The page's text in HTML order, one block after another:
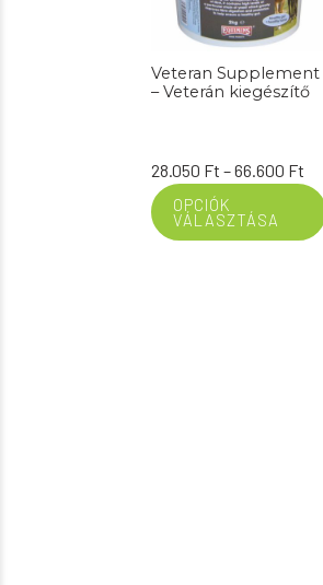
Veteran Supplement
– Veterán kiegészítő
28.050 Ft –66.600 Ft
OPCIÓK
VÁLASZTÁSA